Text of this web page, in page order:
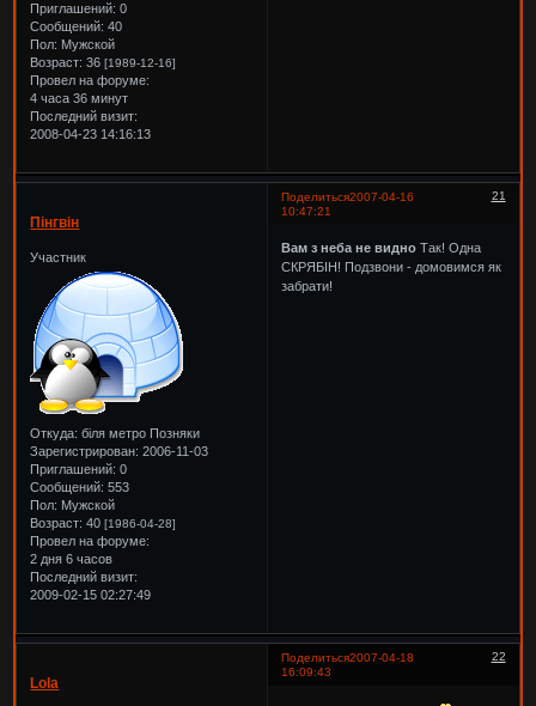
Приглашений: 0
Сообщений: 40
Пол: Мужской
Возраст: 36[1989-12-16]
Провел на форуме:
4 часа 36 минут
Последний визит:
2008-04-23 14:16:13
Поделиться 21
2007-04-16
10:47:21
Пінгвін
Участник
Откуда: біля метро Позняки
Зарегистрирован: 2006-11-03
Приглашений: 0
Сообщений: 553
Пол: Мужской
Возраст: 40[1986-04-28]
Провел на форуме:
2 дня 6 часов
Последний визит:
2009-02-15 02:27:49
Вам з неба не видно Так! Одна
СКРЯБІН! Подзвони - домовимся як
забрати!
Поделиться 22
2007-04-18
16:09:43
Lola